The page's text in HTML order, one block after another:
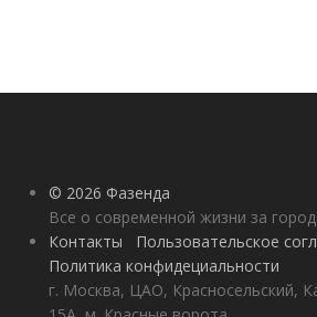
© 2026 Фазенда
Все о современной жизни за
Контакты
Пользовательское
Политика конфидециальности
г. Москва, ЦАО, Красносельский,